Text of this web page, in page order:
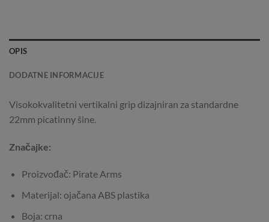
OPIS
DODATNE INFORMACIJE
Visokokvalitetni vertikalni grip dizajniran za standardne
22mm picatinny šine.
Značajke:
Proizvođač: Pirate Arms
Materijal: ojačana ABS plastika
Boja: crna